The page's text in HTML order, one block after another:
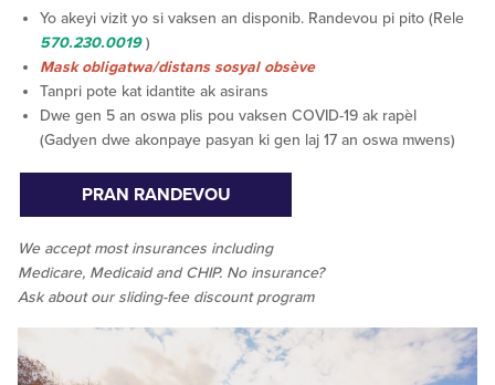
Yo akeyi vizit yo si vaksen an disponib. Randevou pi pito (Rele
570.230.0019)
Mask obligatwa/distans sosyal obsève
Tanpri pote kat idantite ak asirans
Dwe gen 5 an oswa plis pou vaksen COVID-19 ak rapèl
(Gadyen dwe akonpaye pasyan ki gen laj 17 an oswa mwens)
PRAN RANDEVOU
We acceptmost insurances including
Medicare, Medicaid and CHIP. No insurance?
Ask about our sliding-fee discount program